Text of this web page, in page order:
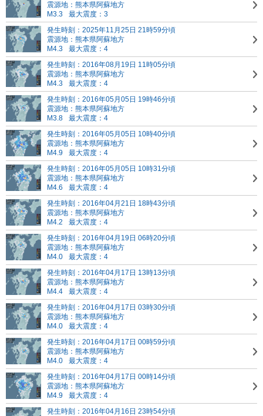
震源地：熊本県阿蘇地方
M3.3
最大震度：3
発生時刻：2025年11月25日 21時59分頃
震源地：熊本県阿蘇地方
M4.3
最大震度：4
発生時刻：2016年08月19日 11時05分頃
震源地：熊本県阿蘇地方
M4.3
最大震度：4
発生時刻：2016年05月05日 19時46分頃
震源地：熊本県阿蘇地方
M3.8
最大震度：4
発生時刻：2016年05月05日 10時40分頃
震源地：熊本県阿蘇地方
M4.9
最大震度：4
発生時刻：2016年05月05日 10時31分頃
震源地：熊本県阿蘇地方
M4.6
最大震度：4
発生時刻：2016年04月21日 18時43分頃
震源地：熊本県阿蘇地方
M4.2
最大震度：4
発生時刻：2016年04月19日 06時20分頃
震源地：熊本県阿蘇地方
M4.0
最大震度：4
発生時刻：2016年04月17日 13時13分頃
震源地：熊本県阿蘇地方
M4.4
最大震度：4
発生時刻：2016年04月17日 03時30分頃
震源地：熊本県阿蘇地方
M4.0
最大震度：4
発生時刻：2016年04月17日 00時59分頃
震源地：熊本県阿蘇地方
M4.0
最大震度：4
発生時刻：2016年04月17日 00時14分頃
震源地：熊本県阿蘇地方
M4.9
最大震度：4
発生時刻：2016年04月16日 23時54分頃